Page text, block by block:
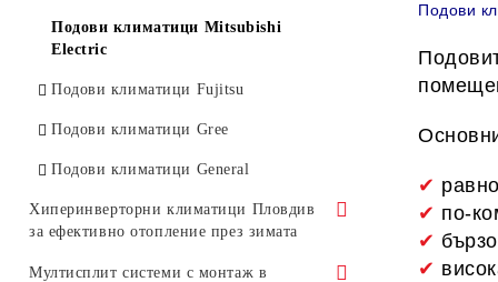
Инверторни климатици Fujitsu
Подови климатици Mitsubishi
Electric
Подови климатици Fujitsu
Подови климатици Gree
Подови климатици General
Хиперинверторни климатици Пловдив
за ефективно отопление през зимата
Хиперинверторни климатици
Мултисплит системи с монтаж в
Подови
✔
✔ по-
✔
✔